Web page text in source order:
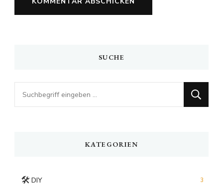
SUCHE
Looking
for
KATEGORIEN
🛠️ DIY 3